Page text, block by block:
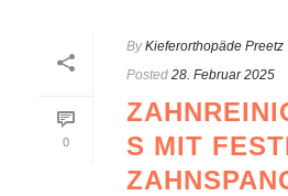
0
By Kieferorthopäde Preetz
Posted 28. Februar 2025
S MIT